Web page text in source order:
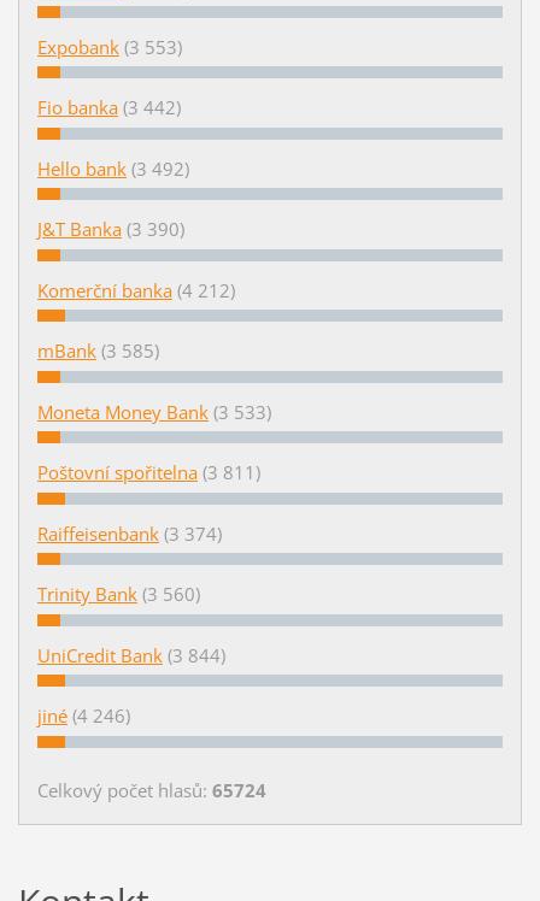
Expobank (3 553)
Fio banka (3 442)
Hello bank (3 492)
J&T Banka (3 390)
Komerční banka (4 212)
mBank (3 585)
Moneta Money Bank (3 533)
Poštovní spořitelna (3 811)
Raiffeisenbank (3 374)
Trinity Bank (3 560)
UniCredit Bank (3 844)
jiné (4 246)
Celkový počet hlasů: 65724